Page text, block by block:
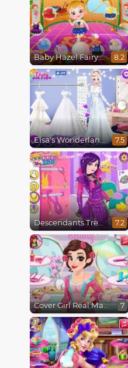
Baby Hazel Fairyland Ballet 8.2
Elsa's Wonderland Wedding 7.5
Descendants Trendsetters 7.2
Cover Girl Real Makeover 7